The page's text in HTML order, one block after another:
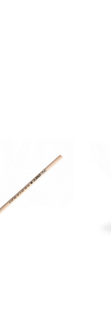
Карандаш
«Elbrus
5642»
(крафт)